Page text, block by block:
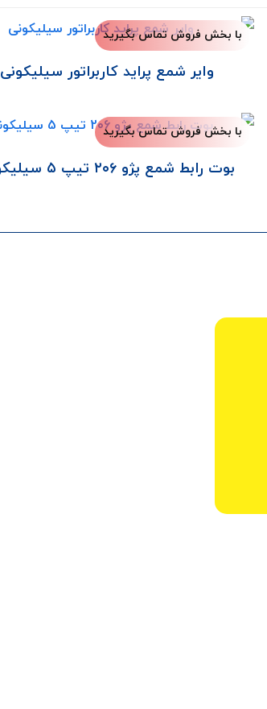
وایر شمع پراید کاربراتور سیلیکونی
با بخش فروش تماس بگیرید
بوت رابط شمع پژو ۲۰۶ تیپ ۵ سیلیکونی
با بخش فروش تماس بگیرید